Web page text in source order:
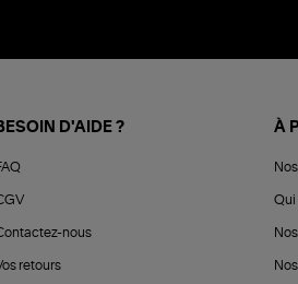
D'AIDE ?
nous
retours
À
Qui